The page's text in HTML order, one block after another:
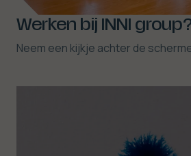
Werken bij INNI
Neem een kijkje achter de